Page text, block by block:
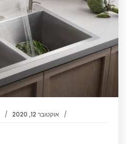
אוקטובר 12, 2020